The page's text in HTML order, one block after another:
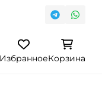
ИзбранноеКорзина